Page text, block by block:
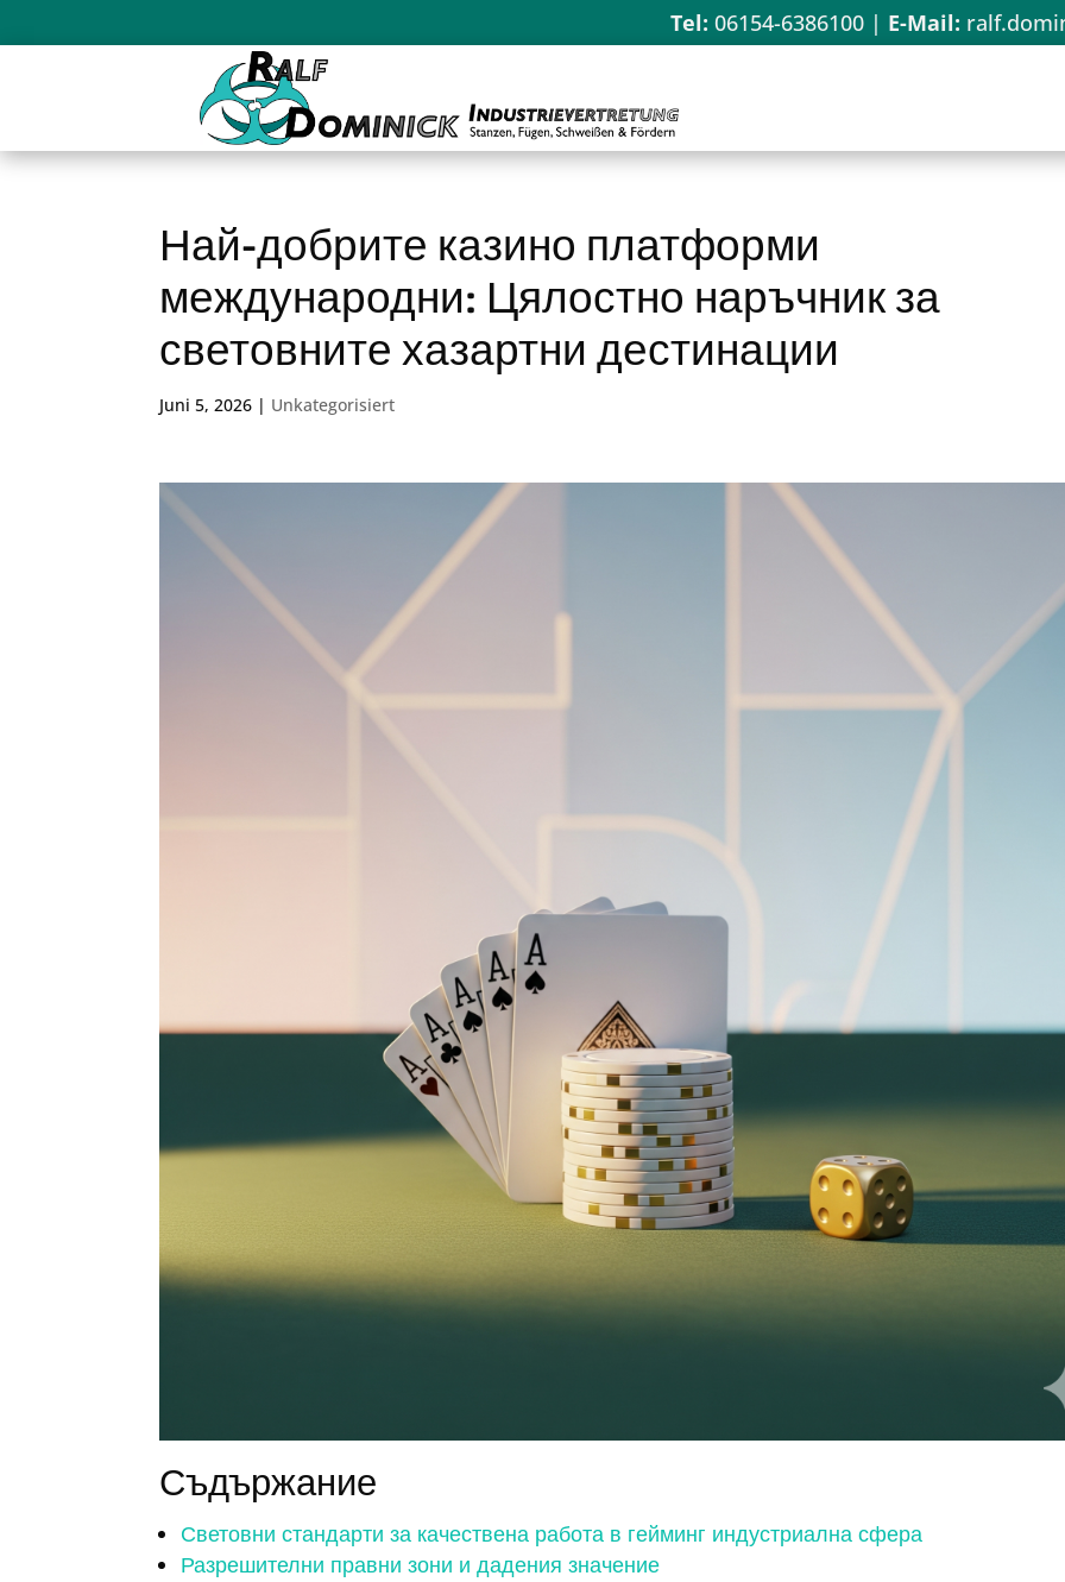
Tel: 06154-6386100 | E-Mail:
Най-добрите казино платформи
международни: Цялостно наръчник за
световните хазартни дестинации
Juni 5, 2026 | Unkategorisiert
Съдържание
Световни стандарти за качествена работа в гейминг индустриална сфера
Разрешителни правни зони и дадения значение